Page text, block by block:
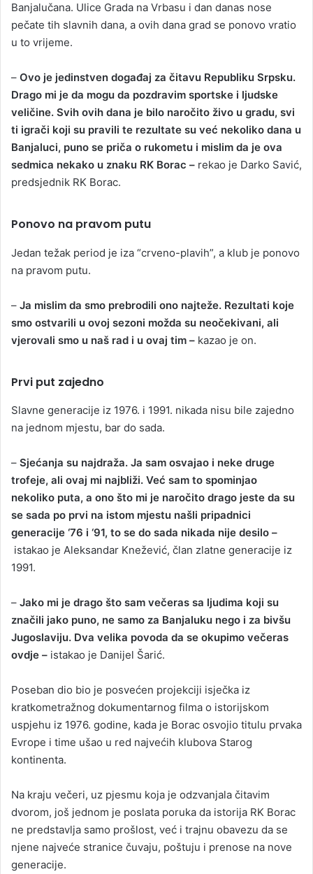
Banjalučana. Ulice Grada na Vrbasu i dan danas nose
pečate tih slavnih dana, a ovih dana grad se ponovo vratio
u to vrijeme.
– Ovo je jedinstven događaj za čitavu Republiku Srpsku.
Drago mi je da mogu da pozdravim sportske i ljudske
veličine. Svih ovih dana je bilo naročito živo u gradu, svi
ti igrači koji su pravili te rezultate su već nekoliko dana u
Banjaluci, puno se priča o rukometu i mislim da je ova
sedmica nekako u znaku RK Borac – rekao je Darko Savić,
predsjednik RK Borac.
Ponovo na pravom putu
Jedan težak period je iza “crveno-plavih”, a klub je ponovo
na pravom putu.
– Ja mislim da smo prebrodili ono najteže. Rezultati koje
smo ostvarili u ovoj sezoni možda su neočekivani, ali
vjerovali smo u naš rad i u ovaj tim – kazao je on.
Prvi put zajedno
Slavne generacije iz 1976. i 1991. nikada nisu bile zajedno
na jednom mjestu, bar do sada.
– Sjećanja su najdraža. Ja sam osvajao i neke druge
trofeje, ali ovaj mi najbliži. Već sam to spominjao
nekoliko puta, a ono što mi je naročito drago jeste da su
se sada po prvi na istom mjestu našli pripadnici
generacije ‘76 i ‘91, to se do sada nikada nije desilo –
istakao je Aleksandar Knežević, član zlatne generacije iz
1991.
– Jako mi je drago što sam večeras sa ljudima koji su
značili jako puno, ne samo za Banjaluku nego i za bivšu
Jugoslaviju. Dva velika povoda da se okupimo večeras
ovdje – istakao je Danijel Šarić.
Poseban dio bio je posvećen projekciji isječka iz
kratkometražnog dokumentarnog filma o istorijskom
uspjehu iz 1976. godine, kada je Borac osvojio titulu prvaka
Evrope i time ušao u red najvećih klubova Starog
kontinenta.
Na kraju večeri, uz pjesmu koja je odzvanjala čitavim
dvorom, još jednom je poslata poruka da istorija RK Borac
ne predstavlja samo prošlost, već i trajnu obavezu da se
njene najveće stranice čuvaju, poštuju i prenose na nove
generacije.